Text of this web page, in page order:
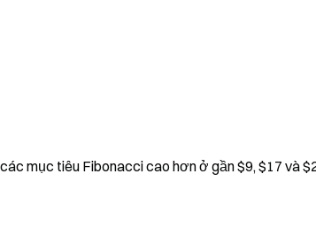
mục tiêu Fibonacci cao hơn ở gần $9, $17 và